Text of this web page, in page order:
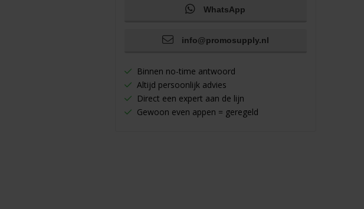
WhatsApp
info@promosupply.nl
Binnen no-time antwoord
Altijd persoonlijk advies
Direct een expert aan de lijn
Gewoon even appen = geregeld